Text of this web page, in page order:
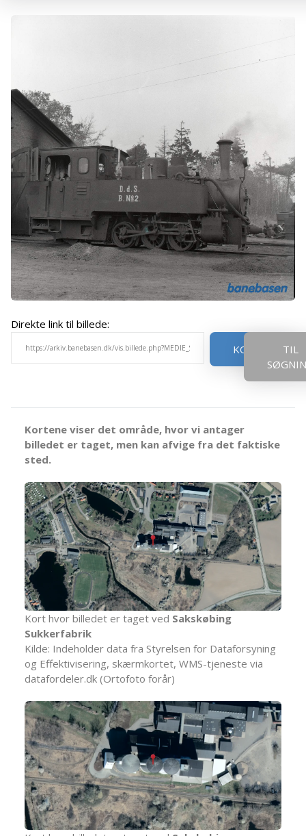
Direkte link til billede:
KOPIER
TIL
Kortene viser det område, hvor vi antager
billedet er taget, men kan afvige fra det faktiske
sted.
Kort hvor billedet er taget ved Sakskøbing
Sukkerfabrik
Kilde: Indeholder data fra Styrelsen for Dataforsyning
og Effektivisering, skærmkortet, WMS-tjeneste via
datafordeler.dk (Ortofoto forår)